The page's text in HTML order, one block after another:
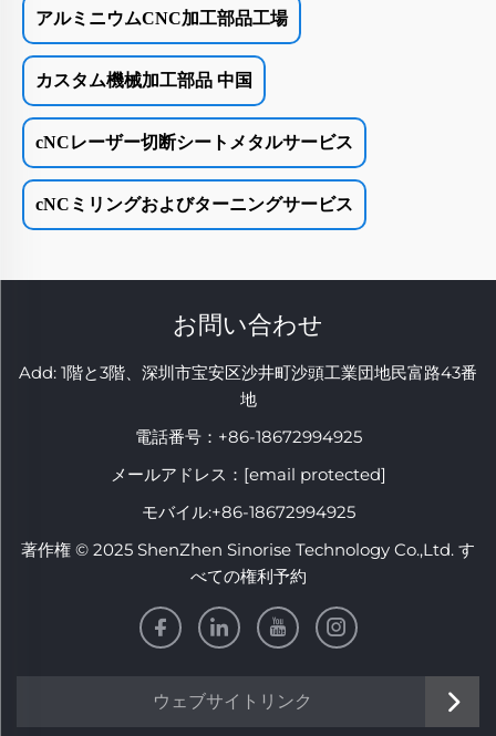
アルミニウムCNC加工部品工場
カスタム機械加工部品 中国
cNCレーザー切断シートメタルサービス
cNCミリングおよびターニングサービス
お問い合わせ
Add: 1階と3階、深圳市宝安区沙井町沙頭工業団地民富路43番
地
電話番号： +86-18672994925
メールアドレス： [email protected]
モバイル:+86-18672994925
著作権 © 2025 ShenZhen Sinorise Technology Co.,Ltd. す
べての権利予約
ウェブサイトリンク